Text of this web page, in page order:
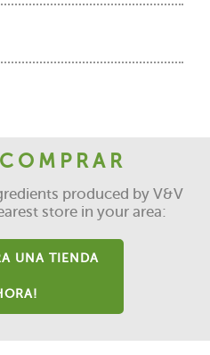
produced by V&V
store in your area:
UNA TIENDA